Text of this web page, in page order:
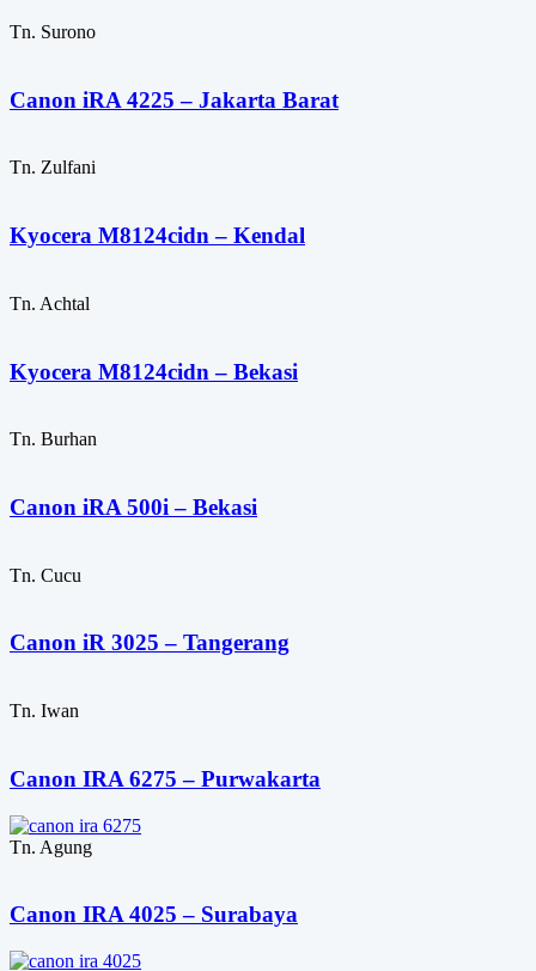
Tn. Surono
Canon iRA 4225 – Jakarta Barat
Tn. Zulfani
Kyocera M8124cidn – Kendal
Tn. Achtal
Kyocera M8124cidn – Bekasi
Tn. Burhan
Canon iRA 500i – Bekasi
Tn. Cucu
Canon iR 3025 – Tangerang
Tn. Iwan
Canon IRA 6275 – Purwakarta
Tn. Agung
Canon IRA 4025 – Surabaya